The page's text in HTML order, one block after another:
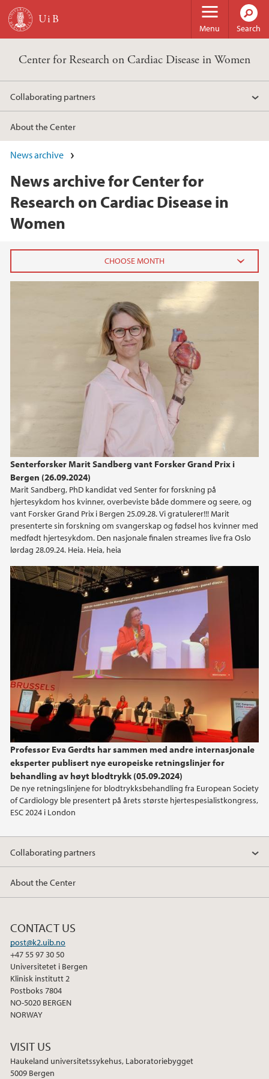
Skip to main content
Menu Search
Center for Research on Cardiac Disease in Women
Collaborating partners
About the Center
News archive
News archive for Center for
Research on Cardiac Disease in
Women
Senterforsker Marit Sandberg vant Forsker Grand Prix i
Bergen (26.09.2024)
Marit Sandberg, PhD kandidat ved Senter for forskning på
hjertesykdom hos kvinner, overbeviste både dommere og seere, og
vant Forsker Grand Prix i Bergen 25.09.28. Vi gratulerer!!! Marit
presenterte sin forskning om svangerskap og fødsel hos kvinner med
medfødt hjertesykdom. Den nasjonale finalen streames live fra Oslo
lørdag 28.09.24. Heia. Heia, heia
Professor Eva Gerdts har sammen med andre internasjonale
eksperter publisert nye europeiske retningslinjer for
behandling av høyt blodtrykk (05.09.2024)
De nye retningslinjene for blodtrykksbehandling fra European Society
of Cardiology ble presentert på årets største hjertespesialistkongress,
ESC 2024 i London
June (3)
May (1)
April (3)
March (2)
February (3)
January (4)
2021
2020
Collaborating partners
About the Center
CONTACT US
post@k2.uib.no
+47 55 97 30 50
Universitetet i Bergen
Klinisk institutt 2
Postboks 7804
NO-5020 BERGEN
NORWAY
VISIT US
Haukeland universitetssykehus, Laboratoriebygget
5009 Bergen